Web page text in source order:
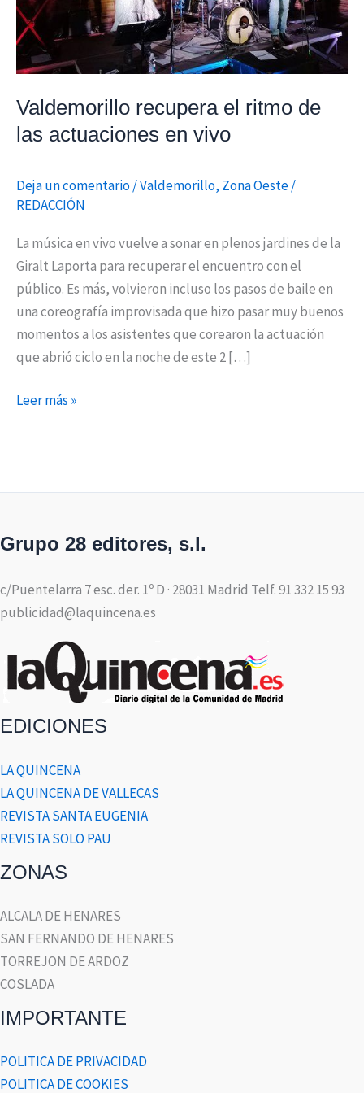
Valdemorillo recupera el ritmo de
las actuaciones en vivo
Deja un comentario/Valdemorillo, Zona Oeste/
REDACCIÓN
La música en vivo vuelve a sonar en plenos jardines de la
Giralt Laporta para recuperar el encuentro con el
público. Es más, volvieron incluso los pasos de baile en
una coreografía improvisada que hizo pasar muy buenos
momentos a los asistentes que corearon la actuación
que abrió ciclo en la noche de este 2 […]
vivo
Leer más »
Grupo 28 editores, s.l.
c/Puentelarra 7 esc. der. 1º D · 28031 Madrid Telf. 91 332 15 93
publicidad@laquincena.es
EDICIONES
LA QUINCENA
LA QUINCENA DE VALLECAS
REVISTA SANTA EUGENIA
REVISTA SOLO PAU
ZONAS
ALCALA DE HENARES
SAN FERNANDO DE HENARES
TORREJON DE ARDOZ
COSLADA
IMPORTANTE
POLITICA DE PRIVACIDAD
POLITICA DE COOKIES